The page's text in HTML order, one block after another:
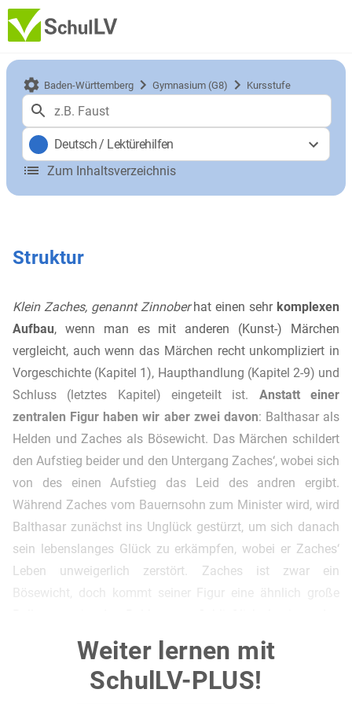
Baden-Württemberg Gymnasium (G8) Kursstufe
Deutsch/ Lektürehilfen
Zum Inhaltsverzeichnis
Struktur
Klein Zaches, genannt Zinnoberhat einen sehr komplexen
Aufbau, wenn man es mit anderen (Kunst-) Märchen
vergleicht, auch wenn das Märchen recht unkompliziert in
Vorgeschichte (Kapitel 1), Haupthandlung (Kapitel 2-9) und
Schluss (letztes Kapitel) eingeteilt ist. Anstatt einer
zentralen Figur haben wir aber zwei davon: Balthasar als
Helden und Zaches als Bösewicht. Das Märchen schildert
den Aufstieg beider und den Untergang Zaches‘, wobei sich
von des einen Aufstieg das Leid des andren ergibt.
Während Zaches vom Bauernsohn zum Minister wird, wird
Balthasar zunächst ins Unglück gestürzt, um sich danach
sein lebenslanges Glück zu erkämpfen, wobei er Zaches‘
Leben unweigerlich zerstört. Zaches ist zwar ein
Bösewicht, doch kommt seiner Figur eine ähnlich große
Zaches‘
Schicksal, nicht mit dem des
Protagonisten.
lineare Märchenverlauf, der zumeist einer Figur folgt
Weiter lernen mit
SchulLV-PLUS!